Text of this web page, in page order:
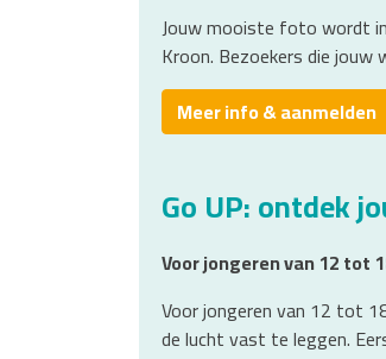
Jouw mooiste foto wordt
Kroon. Bezoekers die
Meer info & aanmelden
Go UP: ontdek
Voor jongeren van 12 tot
Voor jongeren van 12 tot
de lucht vast te leggen.